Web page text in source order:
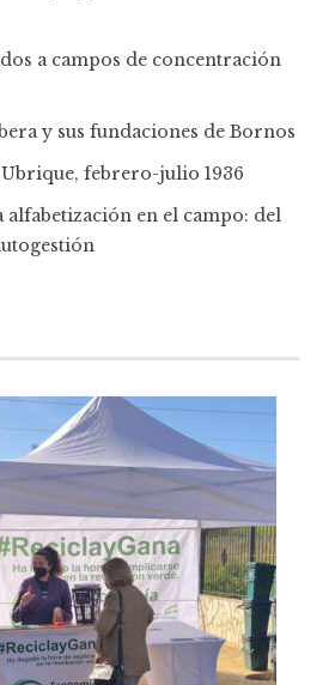
a campos de concentración
y sus fundaciones de Bornos
febrero-julio 1936
alfabetización en el campo: del